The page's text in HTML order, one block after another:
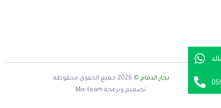
نجار الدمام © 2026
جميع الحقوق محفوظة
تصميم وبرمجة Mix-team